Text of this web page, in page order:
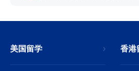
美国留学 香港